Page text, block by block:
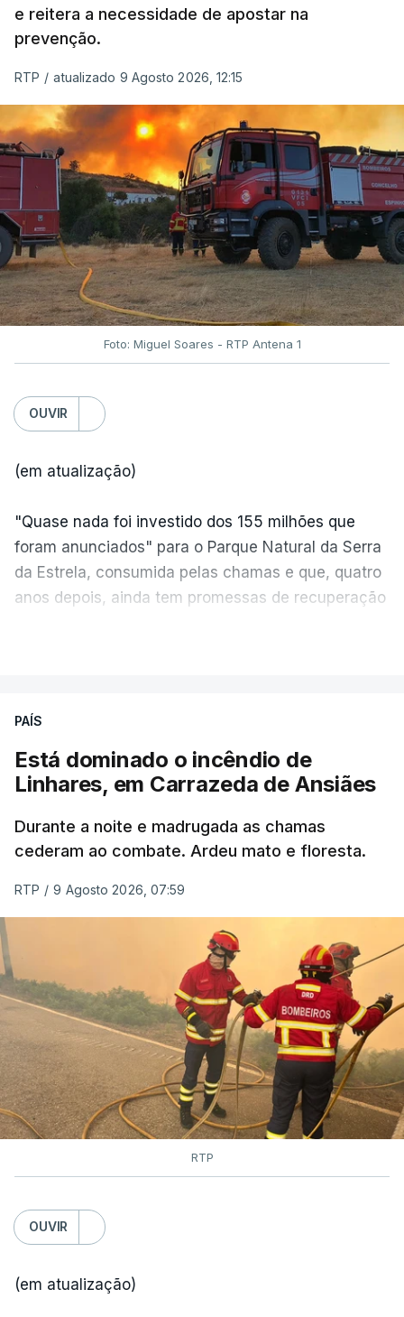
e reitera a necessidade de apostar na
prevenção.
RTP / atualizado 9 Agosto 2026, 12:15
Foto: Miguel Soares - RTP Antena 1
OUVIR
(em atualização)
"Quase nada foi investido dos 155 milhões que
foram anunciados" para o Parque Natural da Serra
da Estrela, consumida pelas chamas e que, quatro
anos depois, ainda tem promessas de recuperação
ESTE CONTEÚDO ESTÁ NESTE
PAÍS
Está dominado o incêndio de
Linhares, em Carrazeda de Ansiães
Durante a noite e madrugada as chamas
cederam ao combate. Ardeu mato e floresta.
RTP / 9 Agosto 2026, 07:59
RTP
OUVIR
(em atualização)